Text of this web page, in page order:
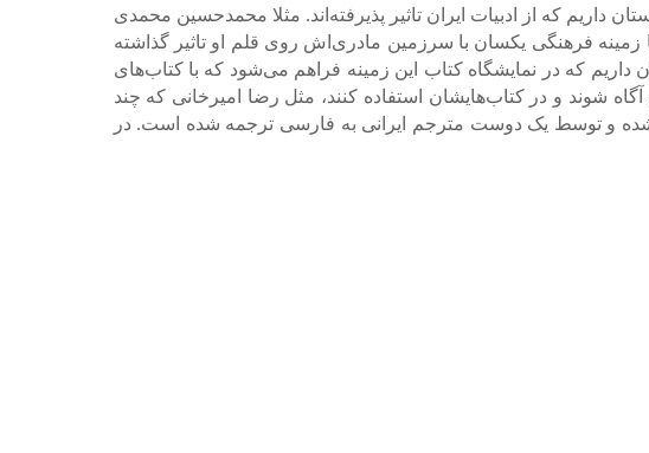
داریم که از ادبیات ایران تاثیر پذیرفته‌اند. مثلا محمدحسین محمدی
فرهنگی یکسان با سرزمین مادری‌اش روی قلم او تاثیر گذاشته
داریم که در نمایشگاه کتاب این زمینه فراهم می‌شود که با کتاب‌های
آگاه شوند و در کتاب‌هایشان استفاده کنند، مثل رضا امیرخانی که چند
شده و توسط یک دوست مترجم ایرانی به فارسی ترجمه شده است. در